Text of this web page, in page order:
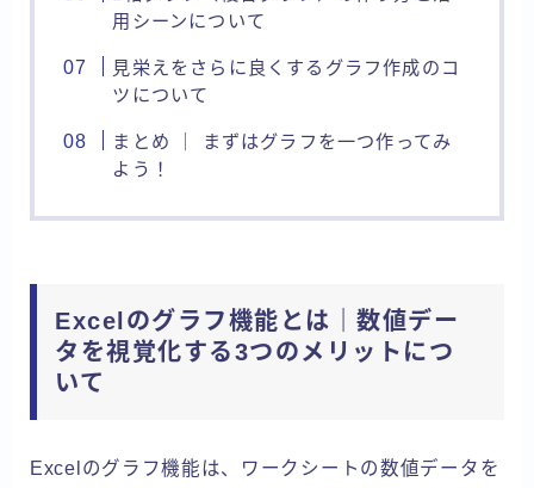
用シーンについて
見栄えをさらに良くするグラフ作成のコ
ツについて
まとめ ｜ まずはグラフを一つ作ってみ
よう！
Excelのグラフ機能とは｜数値デー
タを視覚化する3つのメリットにつ
いて
Excelのグラフ機能は、ワークシートの数値データを